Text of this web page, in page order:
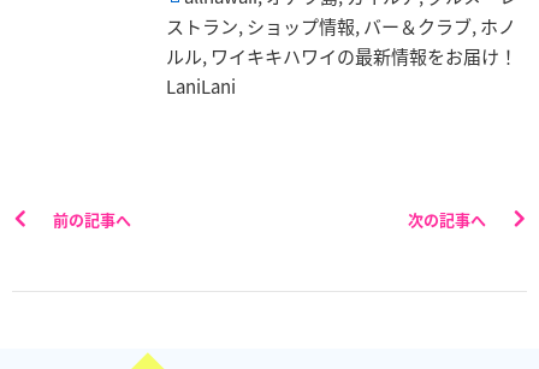
ストラン, ショップ情報, バー＆クラブ, ホノ
ルル, ワイキキハワイの最新情報をお届け！
LaniLani
前の記事へ 次の記事へ